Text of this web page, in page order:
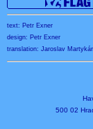
text: Petr Exner
design: Petr Exner
translation: Jaroslav
500 02